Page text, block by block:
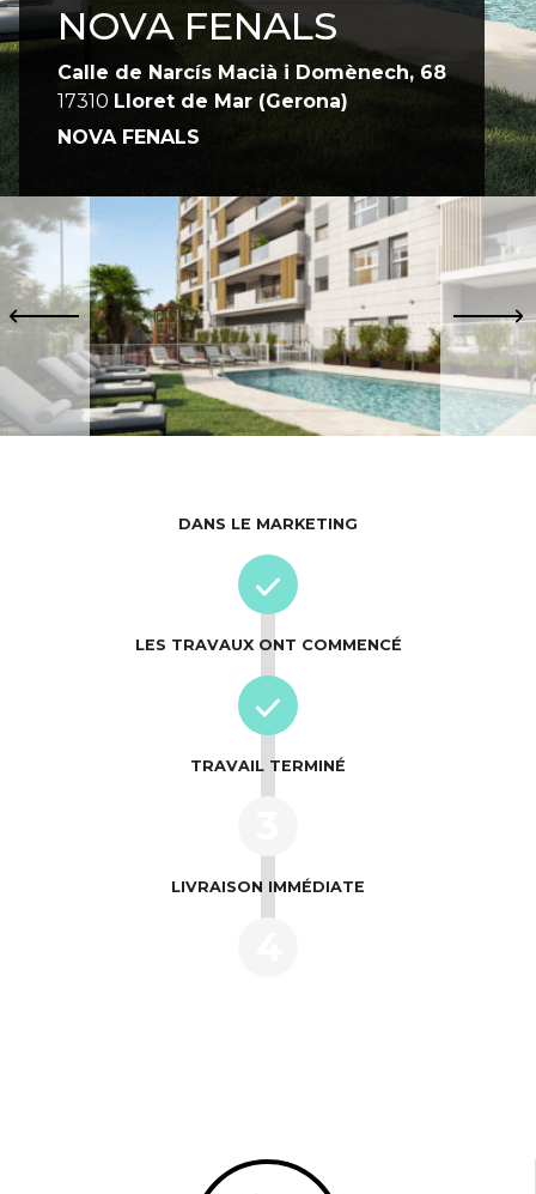
NOVA FENALS
Calle de Narcís Macià i Domènech, 68
17310 Lloret de Mar (Gerona)
NOVA FENALS
DANS LE MARKETING
LES TRAVAUX ONT COMMENCÉ
TRAVAIL TERMINÉ
LIVRAISON IMMÉDIATE